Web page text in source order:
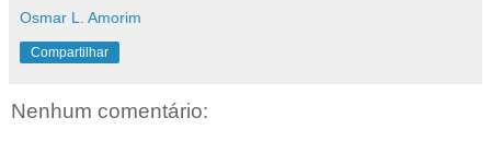
Osmar L. Amorim
Compartilhar
Nenhum comentário: